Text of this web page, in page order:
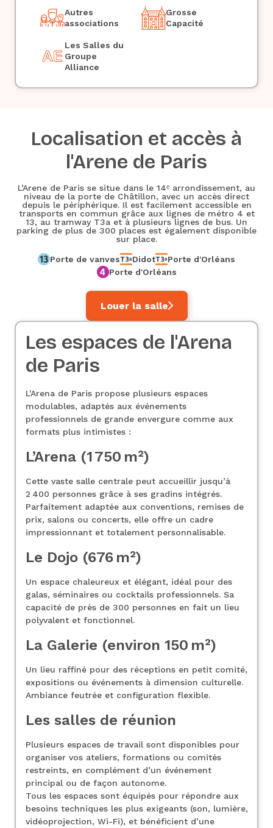
Autres
associations
Grosse
Capacité
Les Salles du
Groupe
Alliance
Localisation et accès à
l'Arene de Paris
L’Arene de Paris se situe dans le 14ᵉ arrondissement, au
niveau de la porte de Châtillon, avec un accès direct
depuis le périphérique. Il est facilement accessible en
transports en commun grâce aux lignes de métro 4 et
13, au tramway T3a et à plusieurs lignes de bus. Un
parking de plus de 300 places est également disponible
sur place.
Porte de vanves Didot
Porte d'Orléans
Porte d'Orléans
Louer la salle
Les espaces de l'Arena
de Paris
L'Arena de Paris propose plusieurs espaces
modulables, adaptés aux événements
professionnels de grande envergure comme aux
formats plus intimistes :
L’Arena (1 750 m²)
Cette vaste salle centrale peut accueillir jusqu’à
2 400 personnes grâce à ses gradins intégrés.
Parfaitement adaptée aux conventions, remises de
prix, salons ou concerts, elle offre un cadre
impressionnant et totalement personnalisable.
Le Dojo (676 m²)
Un espace chaleureux et élégant, idéal pour des
galas, séminaires ou cocktails professionnels. Sa
capacité de près de 300 personnes en fait un lieu
polyvalent et fonctionnel.
La Galerie (environ 150 m²)
Un lieu raffiné pour des réceptions en petit comité,
expositions ou événements à dimension culturelle.
Ambiance feutrée et configuration flexible.
Les salles de réunion
Plusieurs espaces de travail sont disponibles pour
organiser vos ateliers, formations ou comités
restreints, en complément d’un événement
principal ou de façon autonome.
Tous les espaces sont équipés pour répondre aux
besoins techniques les plus exigeants (son, lumière,
vidéoprojection, Wi-Fi), et bénéficient d’une